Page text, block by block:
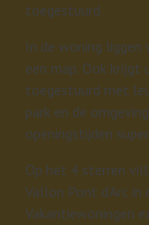
toegestuurd.
In de woning
een map. Ook
toegestuurd met
park en de
openingstijden
Op het 4 sterren
Vallon Pont d'Arc in
Vakantiewoningen